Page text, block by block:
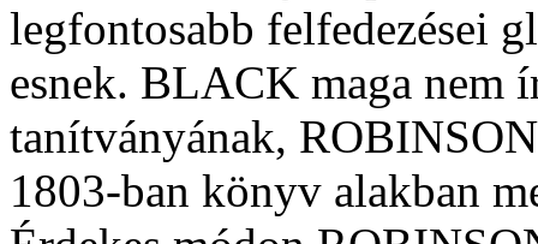
legfontosabb felfedezései
esnek. BLACK maga nem
tanítványának,
1803-ban könyv alakban